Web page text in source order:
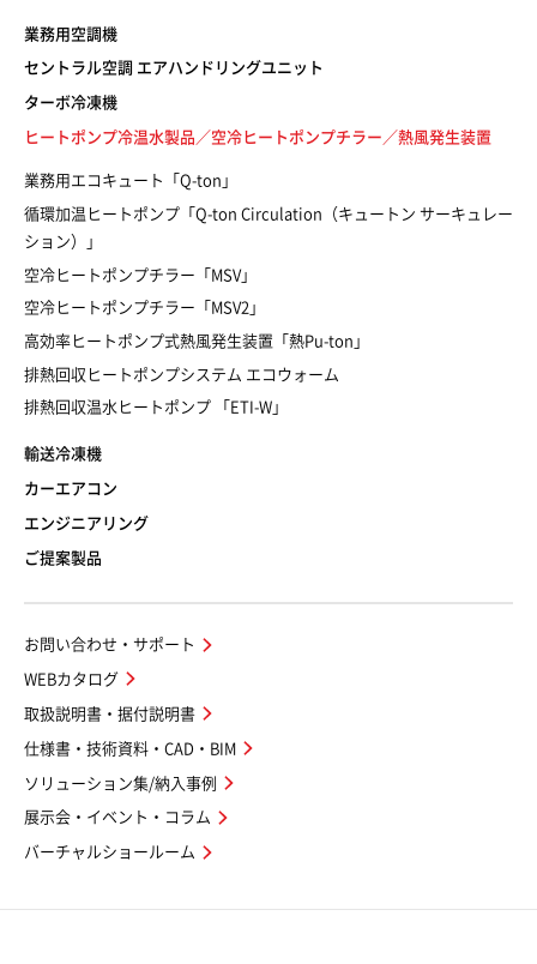
業務用空調機
セントラル空調 エアハンドリングユニット
ターボ冷凍機
ヒートポンプ冷温水製品／空冷ヒートポンプチラー／熱風発生装置
業務用エコキュート「Q-ton」
循環加温ヒートポンプ「Q-ton Circulation（キュートン サーキュレー
ション）」
空冷ヒートポンプチラー「MSV」
空冷ヒートポンプチラー「MSV2」
高効率ヒートポンプ式熱風発生装置「熱Pu-ton」
排熱回収ヒートポンプシステム エコウォーム
排熱回収温水ヒートポンプ 「ETI-W」
輸送冷凍機
カーエアコン
エンジニアリング
ご提案製品
お問い合わせ・サポート
WEBカタログ
取扱説明書・据付説明書
仕様書・技術資料・CAD・BIM
ソリューション集/納入事例
展示会・イベント・コラム
バーチャルショールーム